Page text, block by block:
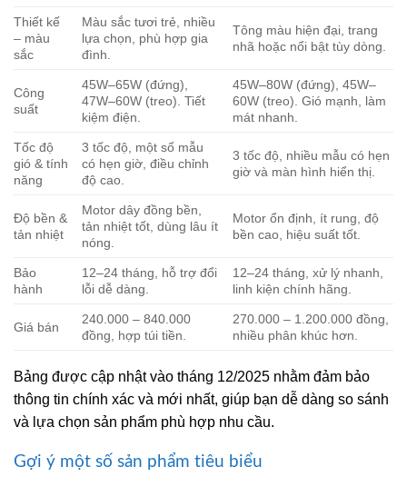
Thiết kế
– màu
sắc
Màu sắc tươi trẻ, nhiều
lựa chọn, phù hợp gia
đình.
Tông màu hiện đại, trang
nhã hoặc nổi bật tùy dòng.
Công
suất
45W–65W (đứng),
47W–60W (treo). Tiết
kiệm điện.
45W–80W (đứng), 45W–
60W (treo). Gió mạnh, làm
mát nhanh.
Tốc độ
gió & tính
năng
3 tốc độ, một số mẫu
có hẹn giờ, điều chỉnh
độ cao.
3 tốc độ, nhiều mẫu có hẹn
giờ và màn hình hiển thị.
Độ bền &
tản nhiệt
Motor dây đồng bền,
tản nhiệt tốt, dùng lâu ít
nóng.
Motor ổn định, ít rung, độ
bền cao, hiệu suất tốt.
Bảo
hành
12–24 tháng, hỗ trợ đổi
lỗi dễ dàng.
12–24 tháng, xử lý nhanh,
linh kiện chính hãng.
Giá bán
240.000 – 840.000
đồng, hợp túi tiền.
270.000 – 1.200.000 đồng,
nhiều phân khúc hơn.
Bảng được cập nhật vào tháng 12/2025 nhằm đảm bảo
thông tin chính xác và mới nhất, giúp bạn dễ dàng so sánh
và lựa chọn sản phẩm phù hợp nhu cầu.
Gợi ý một số sản phẩm tiêu biểu